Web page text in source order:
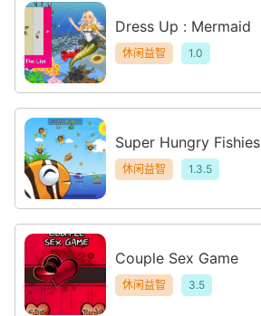
Dress Up : Mermaid
休闲益智 1.0
Super Hungry Fishies
休闲益智 1.3.5
Couple Sex Game
休闲益智 3.5